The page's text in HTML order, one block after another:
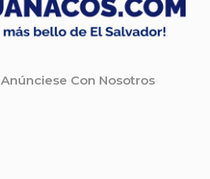
Anúnciese Con Nosotros